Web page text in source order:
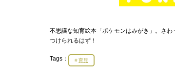
不思議な知育絵本「ポケモンはみがき」。さ
つけられるはず！
Tags： 育児